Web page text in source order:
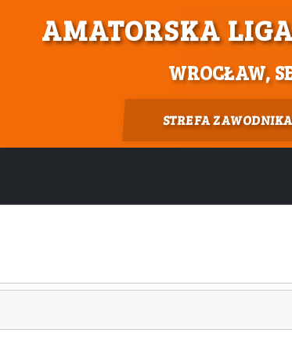
AMATORSKA
WROCŁAW,
STREFA